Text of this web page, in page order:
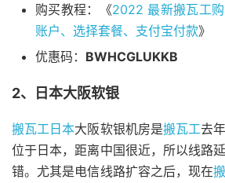
购买教程：《2022 最新搬瓦工
账户、选择套餐、支付宝付款》
优惠码： BWHCGLUKKB
2、日本大阪软银
搬瓦工日本大阪软银机房是搬瓦工去
位于日本，距离中国很近，所以线路
错。尤其是电信线路扩容之后，现在